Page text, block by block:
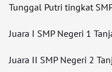
Tunggal Putri tingkat
Juara I SMP Negeri 1
Juara II SMP Negeri 2